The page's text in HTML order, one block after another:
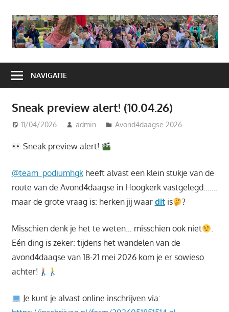
naar
inhoud
NAVIGATIE
Sneak preview alert! (10.04.26)
11/04/2026 admin Avond4daagse 2026
Sneak preview alert!
@team_podiumhgkheeft alvast een klein stukje van de
route van de Avond4daagse in Hoogkerk vastgelegd…….
maar de grote vraag is: herken jij waar dit is ?
Misschien denk je het te weten… misschien ook niet
.
Eén ding is zeker: tijdens het wandelen van de
avond4daagse van 18-21 mei 2026 kom je er sowieso
achter!
Je kunt je alvast online inschrijven via: